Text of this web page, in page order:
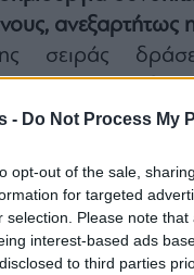
- Do Not Process My
opt-out of the sale,
for targeted
selection. Please note
interest-based ads
to third parties
ανεξαρτήτως
σειράς
και τη στήριξη
τις 13:00 έως